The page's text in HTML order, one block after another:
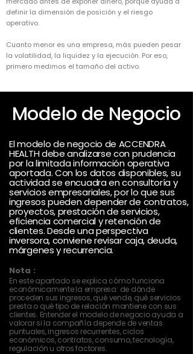
definir la dimensión de posición y el riesgo
operativo.
Cuanto menor es una empresa, más pueden pesar
la volatilidad, la liquidez y la ejecución. Por eso,
primero medimos el tamaño del activo.
Modelo de Negocio
El modelo de negocio de ACCENDRA
HEALTH debe analizarse con prudencia
por la limitada información operativa
aportada. Con los datos disponibles, su
actividad se encuadra en consultoría y
servicios empresariales, por lo que sus
ingresos pueden depender de contratos,
proyectos, prestación de servicios,
eficiencia comercial y retención de
clientes. Desde una perspectiva
inversora, conviene revisar caja, deuda,
márgenes y recurrencia.
Nota :
En este apartado se explica cómo funciona
económicamente la empresa: de dónde
proceden sus ingresos, qué vende, qué servicios
presta o qué tipo de relación mantiene con sus
clientes. Entender el modelo de negocio ayuda a
valorar si la compañía depende de ventas
puntuales, ingresos recurrentes, ciclos
económicos, contratos, consumo, tecnología,
regulación u otros factores.